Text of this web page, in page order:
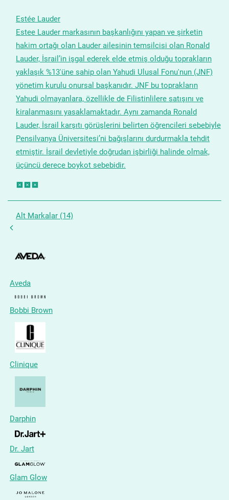
Estée Lauder
Estee Lauder markasının başkanlığını yapan ve şirketin
hakim ortağı olan Lauder ailesinin temsilcisi olan Ronald
Lauder, İsrail’in işgal ederek elde etmiş olduğu toprakların
yaklaşık %13'üne sahip olan Yahudi Ulusal Fonu'nun (JNF)
yönetim kurulu onursal başkanıdır. JNF bu toprakların
Yahudi olmayanlara, özellikle de Filistinlilere satışını ve
kiralanmasını yasaklamaktadır. Aynı zamanda Ronald
Lauder, İsrail karşıtı görüşlerini belirten öğrencileri sebebiyle
Pensilvanya Üniversitesi’ni bağışlarını durdurmakla tehdit
etmiştir. İsrail devletiyle doğrudan işbirliği halinde olmak,
üçüncü derece boykot sebebidir.
Alt Markalar (14)
Aveda
Bobbi Brown
Clinique
Darphin
Dr. Jart
Glam Glow